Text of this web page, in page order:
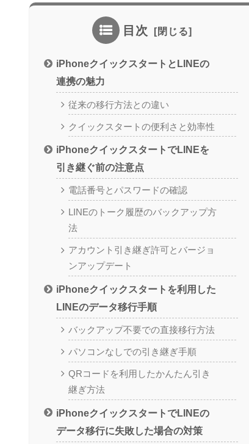
目次
iPhoneクイックスタートとLINEの
連携の魅力
従来の移行方法との違い
クイックスタートの便利さと効率性
iPhoneクイックスタートでLINEを
引き継ぐ前の注意点
電話番号とパスワードの確認
LINEのトーク履歴のバックアップ方
法
アカウント引き継ぎ許可とバージョ
ンアップデート
iPhoneクイックスタートを利用した
LINEのデータ移行手順
バックアップ不要での直接移行方法
パソコンなしでの引き継ぎ手順
QRコードを利用したかんたん引き
継ぎ方法
iPhoneクイックスタートでLINEの
データ移行に失敗した場合の対策